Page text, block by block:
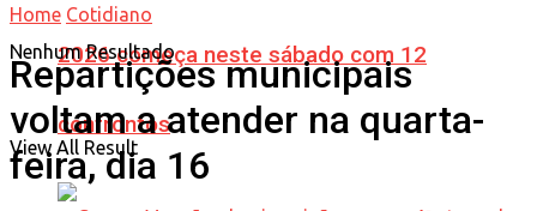
2026 começa neste sábado com 12
confrontos
Nenhum Resultado
View All Result
Home Cotidiano
Repartições municipais
voltam a atender na quarta-
feira, dia 16